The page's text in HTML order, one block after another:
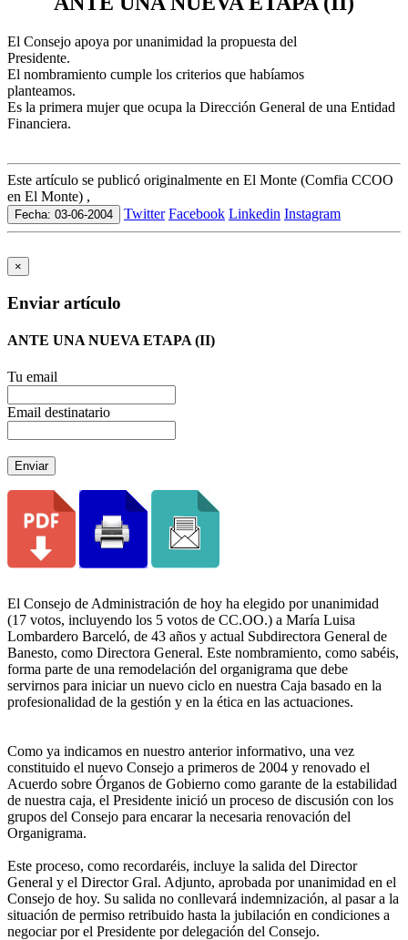
El Consejo apoya por unanimidad la propuesta del
Presidente.
El nombramiento cumple los criterios que habíamos
planteamos.
Es la primera mujer que ocupa la Dirección General de una Entidad
Financiera.
Este artículo se publicó originalmente en El Monte (Comfia CCOO
en El Monte) ,
Fecha: 03-06-2004 Twitter Facebook Linkedin Instagram
×
Enviar artículo
ANTE UNA NUEVA ETAPA (II)
Tu email
Email destinatario
Enviar
El Consejo de Administración de hoy ha elegido por unanimidad
(17 votos, incluyendo los 5 votos de CC.OO.) a María Luisa
Lombardero Barceló, de 43 años y actual Subdirectora General de
Banesto, como Directora General. Este nombramiento, como sabéis,
forma parte de una remodelación del organigrama que debe
servirnos para iniciar un nuevo ciclo en nuestra Caja basado en la
profesionalidad de la gestión y en la ética en las actuaciones.
Como ya indicamos en nuestro anterior informativo, una vez
constituido el nuevo Consejo a primeros de 2004 y renovado el
Acuerdo sobre Órganos de Gobierno como garante de la estabilidad
de nuestra caja, el Presidente inició un proceso de discusión con los
grupos del Consejo para encarar la necesaria renovación del
Organigrama.
Este proceso, como recordaréis, incluye la salida del Director
General y el Director Gral. Adjunto, aprobada por unanimidad en el
Consejo de hoy. Su salida no conllevará indemnización, al pasar a la
situación de permiso retribuido hasta la jubilación en condiciones a
negociar por el Presidente por delegación del Consejo.